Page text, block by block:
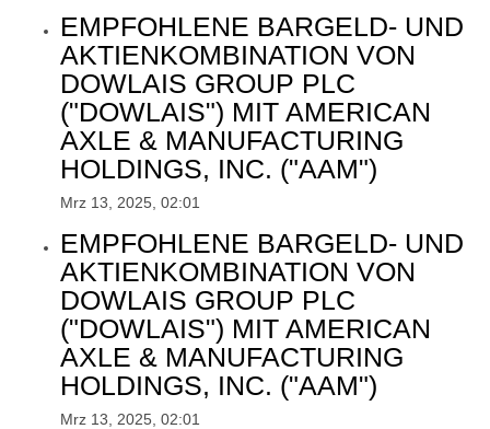
EMPFOHLENE BARGELD- UND
AKTIENKOMBINATION VON
DOWLAIS GROUP PLC
("DOWLAIS") MIT AMERICAN
AXLE & MANUFACTURING
HOLDINGS, INC. ("AAM")
Mrz 13, 2025, 02:01
EMPFOHLENE BARGELD- UND
AKTIENKOMBINATION VON
DOWLAIS GROUP PLC
("DOWLAIS") MIT AMERICAN
AXLE & MANUFACTURING
HOLDINGS, INC. ("AAM")
Mrz 13, 2025, 02:01